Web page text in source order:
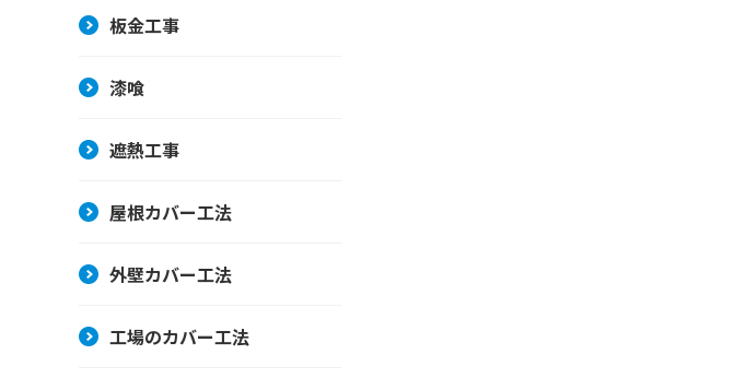
板金工事
漆喰
遮熱工事
屋根カバー工法
外壁カバー工法
工場のカバー工法